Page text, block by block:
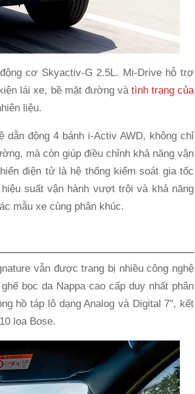
cơ Skyactiv-G 2.5L. Mi-Drive hỗ trợ
lái xe, bề mặt đường và tình trạng của
liệu.
động 4 bánh i-Activ AWD, không chỉ
mà còn giúp điều chỉnh khả năng vận
điện tử là hệ thống kiểm soát gia tốc
suất vận hành vượt trội và khả năng
mẫu xe cùng phân khúc.
vẫn được trang bị nhiều công nghệ
bọc da Nappa cao cấp duy nhất phân
hồ táp lô dạng Analog và Digital 7″, kết
loa Bose.